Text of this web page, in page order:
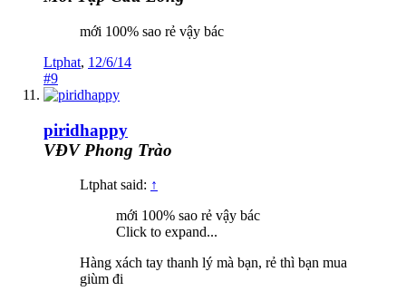
mới 100% sao rẻ vậy bác
Ltphat, 12/6/14
#9
piridhappy
VĐV Phong Trào
Ltphat said: ↑
mới 100% sao rẻ vậy bác
Click to expand...
Hàng xách tay thanh lý mà bạn, rẻ thì bạn mua
giùm đi